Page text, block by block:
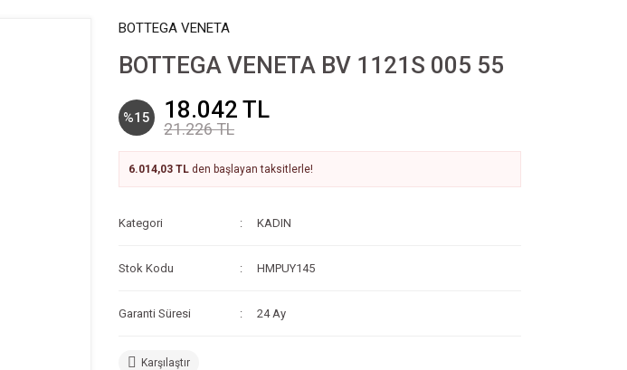
BOTTEGA VENETA
BOTTEGA VENETA BV 1121S 005 55
%15 18.042 TL
21.226 TL
6.014,03 TL den başlayan taksitlerle!
Kategori KADIN
Stok Kodu HMPUY145
Garanti Süresi 24 Ay
Karşılaştır